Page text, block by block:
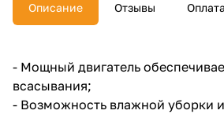
Описание Отзывы Оплата
- Мощный двигатель
всасывания;
- Возможность влажной уборки
недели